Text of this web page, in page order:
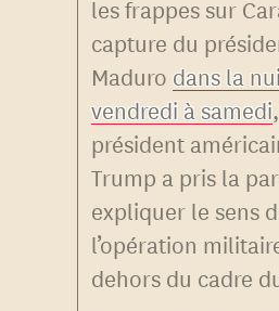
les frappes sur
capture du
Madurodans la
vendredi à samedi
président
Trump a pris la
expliquer le sens
l’opération
dehors du cadre